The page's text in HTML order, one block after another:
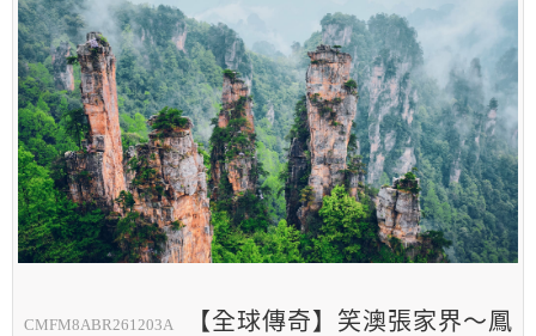
CMFM8ABR261203A
【全球傳奇】笑澳張家界～鳳